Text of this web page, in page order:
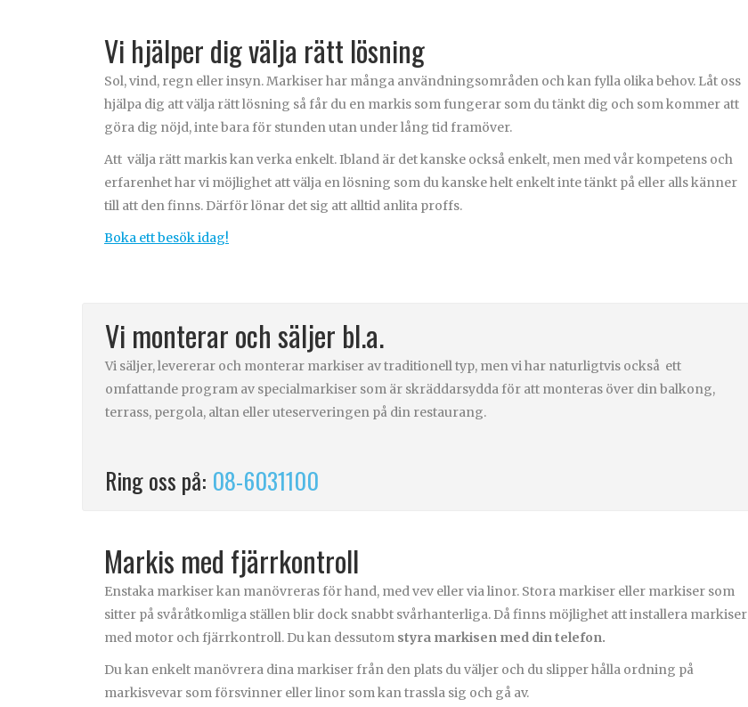
Vi hjälper dig välja rätt lösning
Sol, vind, regn eller insyn. Markiser har många användningsområden och kan fylla olika behov. Låt oss
hjälpa dig att välja rätt lösning så får du en markis som fungerar som du tänkt dig och som kommer att
göra dig nöjd, inte bara för stunden utan under lång tid framöver.
Att välja rätt markis kan verka enkelt. Ibland är det kanske också enkelt, men med vår kompetens och
erfarenhet har vi möjlighet att välja en lösning som du kanske helt enkelt inte tänkt på eller alls känner
till att den finns. Därför lönar det sig att alltid anlita proffs.
Boka ett besök idag!
Vi monterar och säljer bl.a.
Vi säljer, levererar och monterar markiser av traditionell typ, men vi har naturligtvis också ett
omfattande program av specialmarkiser som är skräddarsydda för att monteras över din balkong,
terrass, pergola, altan eller uteserveringen på din restaurang.
Ring oss på: 08-6031100
Markis med fjärrkontroll
Enstaka markiser kan manövreras för hand, med vev eller via linor. Stora markiser eller markiser som
sitter på svåråtkomliga ställen blir dock snabbt svårhanterliga. Då finns möjlighet att installera markiser
med motor och fjärrkontroll. Du kan dessutom styra markisen med din telefon.
Du kan enkelt manövrera dina markiser från den plats du väljer och du slipper hålla ordning på
markisvevar som försvinner eller linor som kan trassla sig och gå av.